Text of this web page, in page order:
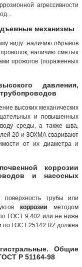
агрессивности
механизмы
виду: наличию обрывов
наличию смятых
прожогов (пораженных
давления,
высоких механических
и повышенных
среды, а также шва,
20 и ЗОХМА сваривают
от их диаметра и
коррозии
и насосных
трубы или
коррозии методом
ГОСТ 9.402 или не ниже
по ГОСТ 25142 RZ должна
Общие
Р 51164-98